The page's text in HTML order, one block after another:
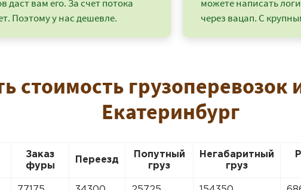
даст вам его. За счет потока
Поэтому у нас дешевле.
можете написать
через вацап. С
стоимость грузоперевозок
Екатеринбург
Заказ
фуры
Переезд
Попутный
груз
Негабаритный
груз
+7 (499) 520-05-23